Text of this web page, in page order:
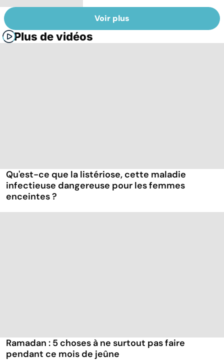
Voir plus
Plus de vidéos
Qu'est-ce que la listériose, cette maladie
infectieuse dangereuse pour les femmes
enceintes ?
Ramadan : 5 choses à ne surtout pas faire
pendant ce mois de jeûne